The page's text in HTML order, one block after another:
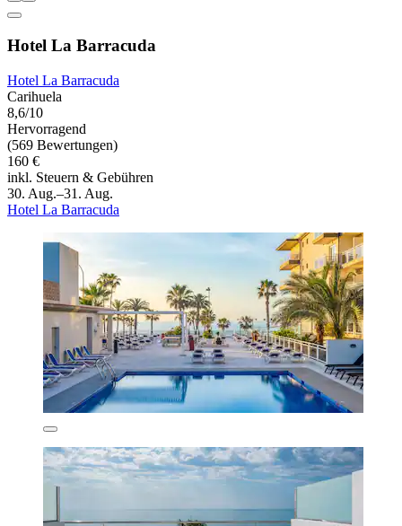
Hotel La Barracuda
Hotel La Barracuda
Carihuela
8,6/10
Hervorragend
(569 Bewertungen)
160 €
inkl. Steuern & Gebühren
30. Aug.–31. Aug.
Hotel La Barracuda